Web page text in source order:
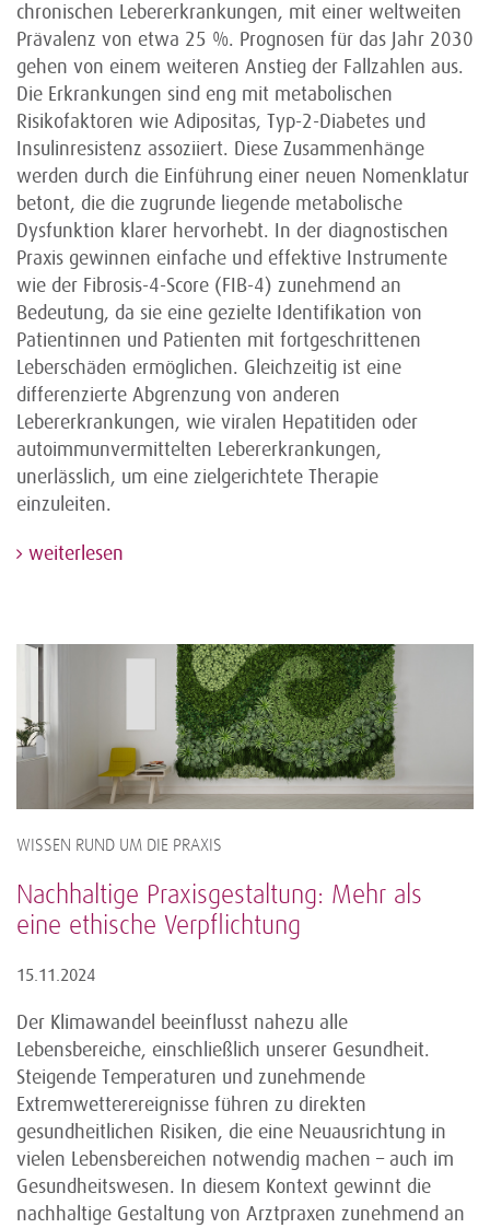
chronischen Lebererkrankungen, mit einer weltweiten
Prävalenz von etwa 25 %. Prognosen für das Jahr 2030
gehen von einem weiteren Anstieg der Fallzahlen aus.
Die Erkrankungen sind eng mit metabolischen
Risikofaktoren wie Adipositas, Typ-2-Diabetes und
Insulinresistenz assoziiert. Diese Zusammenhänge
werden durch die Einführung einer neuen Nomenklatur
betont, die die zugrunde liegende metabolische
Dysfunktion klarer hervorhebt. In der diagnostischen
Praxis gewinnen einfache und effektive Instrumente
wie der Fibrosis-4-Score (FIB-4) zunehmend an
Bedeutung, da sie eine gezielte Identifikation von
Patientinnen und Patienten mit fortgeschrittenen
Leberschäden ermöglichen. Gleichzeitig ist eine
differenzierte Abgrenzung von anderen
Lebererkrankungen, wie viralen Hepatitiden oder
autoimmunvermittelten Lebererkrankungen,
unerlässlich, um eine zielgerichtete Therapie
einzuleiten.
weiterlesen
WISSEN RUND UM DIE PRAXIS
Nachhaltige Praxisgestaltung: Mehr als
eine ethische Verpflichtung
15.11.2024
Der Klimawandel beeinflusst nahezu alle
Lebensbereiche, einschließlich unserer Gesundheit.
Steigende Temperaturen und zunehmende
Extremwetterereignisse führen zu direkten
gesundheitlichen Risiken, die eine Neuausrichtung in
vielen Lebensbereichen notwendig machen – auch im
Gesundheitswesen. In diesem Kontext gewinnt die
nachhaltige Gestaltung von Arztpraxen zunehmend an